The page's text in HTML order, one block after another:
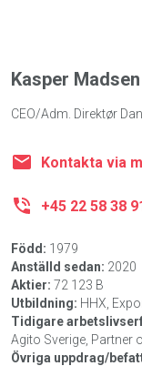
Kasper Madsen
CEO/Adm. Direktør
Kontakta via
+45 22 58 38
Född: 1979
Anställd sedan: 2020
Aktier: 72 123 B
Utbildning: HHX,
Tidigare
Agito Sverige, Partner
Övriga uppdrag/